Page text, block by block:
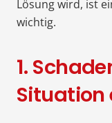
Lösung wird, ist
wichtig.
1.
Situation